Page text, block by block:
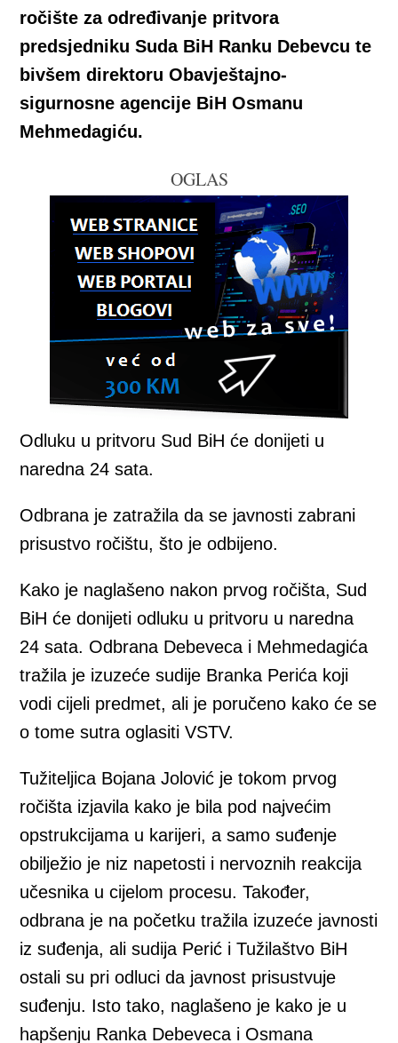
ročište za određivanje pritvora
predsjedniku Suda BiH Ranku Debevcu te
bivšem direktoru Obavještajno-
sigurnosne agencije BiH Osmanu
Mehmedagiću.
OGLAS
Odluku u pritvoru Sud BiH će donijeti u
naredna 24 sata.
Odbrana je zatražila da se javnosti zabrani
prisustvo ročištu, što je odbijeno.
Kako je naglašeno nakon prvog ročišta, Sud
BiH će donijeti odluku u pritvoru u naredna
24 sata. Odbrana Debeveca i Mehmedagića
tražila je izuzeće sudije Branka Perića koji
vodi cijeli predmet, ali je poručeno kako će se
o tome sutra oglasiti VSTV.
Tužiteljica Bojana Jolović je tokom prvog
ročišta izjavila kako je bila pod najvećim
opstrukcijama u karijeri, a samo suđenje
obilježio je niz napetosti i nervoznih reakcija
učesnika u cijelom procesu. Također,
odbrana je na početku tražila izuzeće javnosti
iz suđenja, ali sudija Perić i Tužilaštvo BiH
ostali su pri odluci da javnost prisustvuje
suđenju. Isto tako, naglašeno je kako je u
hapšenju Ranka Debeveca i Osmana